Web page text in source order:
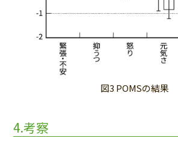
図3 POMSの結果
4.考察